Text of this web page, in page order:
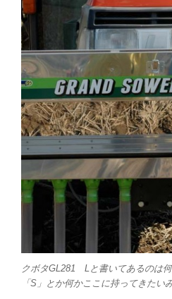
クボタGL281 Lと書いてあるのは
「S」とか何かここに持ってきたい